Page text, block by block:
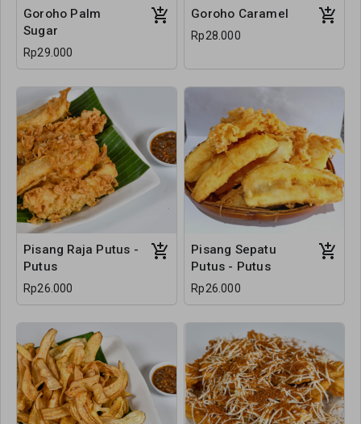
Goroho Palm
Sugar
Rp29.000
Goroho Caramel
Rp28.000
Pisang Raja Putus -
Putus
Rp26.000
Pisang Sepatu
Putus - Putus
Rp26.000